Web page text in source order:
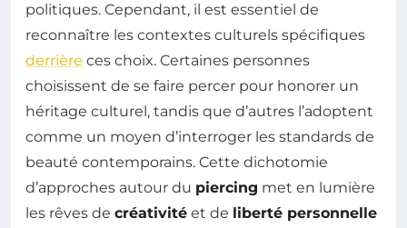
politiques. Cependant, il est essentiel de
reconnaître les contextes culturels spécifiques
derrière ces choix. Certaines personnes
choisissent de se faire percer pour honorer un
héritage culturel, tandis que d’autres l’adoptent
comme un moyen d’interroger les standards de
beauté contemporains. Cette dichotomie
d’approches autour du piercing met en lumière
les rêves de créativité et de liberté personnelle